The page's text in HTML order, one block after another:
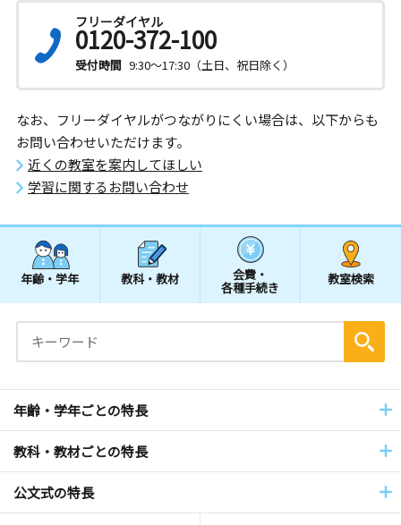
フリーダイヤル
0120-372-100
受付時間 9:30～17:30（土日、祝日除く）
なお、フリーダイヤルがつながりにくい場合は、以下からも
お問い合わせいただけます。
近くの教室を案内してほしい
学習に関するお問い合わせ
年齢・学年 教科・教材 会費・
各種手続き
教室検索
年齢・学年ごとの特長
教科・教材ごとの特長
公文式の特長